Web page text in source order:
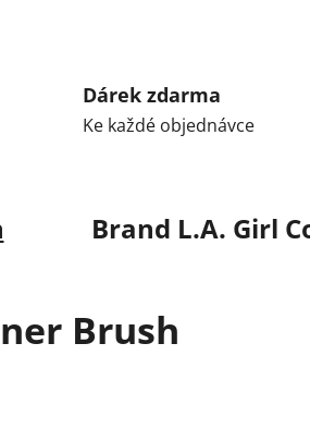
Dárek zdarma
Ke každé objednávce
Brand L.A. Girl
Brush